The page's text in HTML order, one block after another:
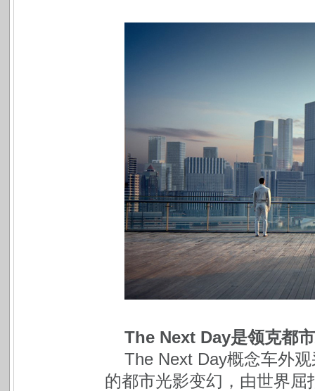
The Next Day是领克都
The Next Day概念车外
的都市光影变幻，由世界